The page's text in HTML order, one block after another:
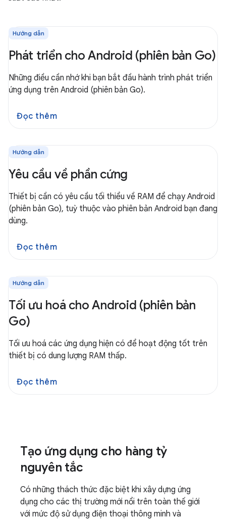
Hướng dẫn
Phát triển cho Android (phiên bản Go)
Những điều cần nhớ khi bạn bắt đầu hành trình phát triển
ứng dụng trên Android (phiên bản Go).
Đọc thêm
Hướng dẫn
Yêu cầu về phần cứng
Thiết bị cần có yêu cầu tối thiểu về RAM để chạy Android
(phiên bản Go), tuỳ thuộc vào phiên bản Android bạn đang
dùng.
Đọc thêm
Hướng dẫn
Tối ưu hoá cho Android (phiên bản
Go)
Tối ưu hoá các ứng dụng hiện có để hoạt động tốt trên
thiết bị có dung lượng RAM thấp.
Đọc thêm
Tạo ứng dụng cho hàng tỷ
nguyên tắc
Có những thách thức đặc biệt khi xây dựng ứng
dụng cho các thị trường mới nổi trên toàn thế giới
với mức độ sử dụng điện thoại thông minh và